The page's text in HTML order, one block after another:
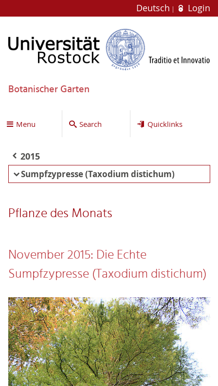
Deutsch Login
Botanischer Garten
Menu Search Quicklinks
2015
Sumpfzypresse (Taxodium distichum)
Pflanze des Monats
November 2015: Die Echte
Sumpfzypresse (Taxodium distichum)